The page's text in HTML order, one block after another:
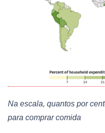
Na escala, quantos por
para comprar comida